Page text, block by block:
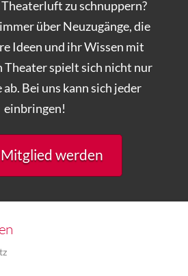
zu schnuppern?
über Neuzugänge, die
Ideen und ihr Wissen mit
Theater spielt sich nicht nur
Bei uns kann sich jeder
einbringen!
werden